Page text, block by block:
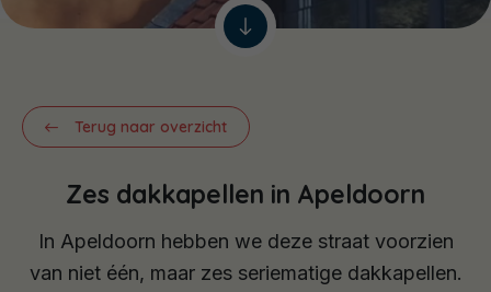
Terug naar overzicht
Zes dakkapellen in Apeldoorn
In Apeldoorn hebben we deze straat voorzien
van niet één, maar zes seriematige dakkapellen.